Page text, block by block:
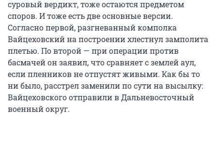
суровый вердикт, тоже остаются предметом
споров. И тоже есть две основные версии.
Согласно первой, разгневанный комполка
Вайцеховский на построении хлестнул замполита
плетью. По второй — при операции против
басмачей он заявил, что сравняет с землей аул,
если пленников не отпустят живыми. Как бы то
ни было, расстрел заменили по сути на высылку:
Вайцеховского отправили в Дальневосточный
военный округ.